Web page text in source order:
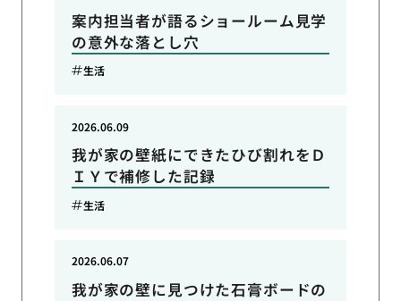
案内担当者が語るショールーム見学
の意外な落とし穴
生活
我が家の壁紙にできたひび割れをＤ
ＩＹで補修した記録
2026.06.09
生活
我が家の壁に見つけた石膏ボードの
2026.06.07